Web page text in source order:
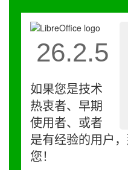
26.2.5
如果您是技术
热衷者、早期
使用者、或者
是有经验的用户
您！